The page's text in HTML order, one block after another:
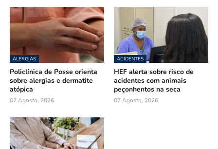
ALERGIAS
Policlínica de Posse orienta
sobre alergias e dermatite
atópica
07 Agosto, 2026
ACIDENTES
HEF alerta sobre risco de
acidentes com animais
peçonhentos na seca
07 Agosto, 2026